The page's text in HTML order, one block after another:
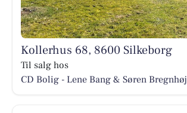
Kollerhus 68, 8600 Silkeborg
Til salg hos
CD Bolig - Lene Bang & Søren Bregnhøj